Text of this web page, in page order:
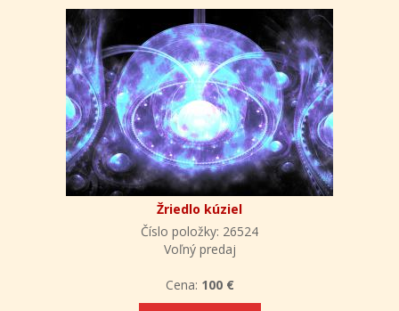
Žriedlo kúziel
Číslo položky: 26524
Voľný predaj
Cena: 100 €